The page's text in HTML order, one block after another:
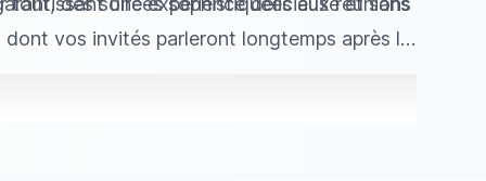
vos invités parleront longtemps après la